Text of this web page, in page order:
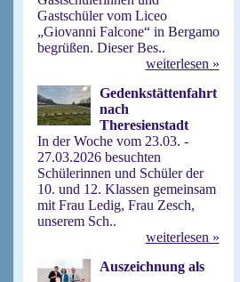
Gastschüler vom Liceo
„Giovanni Falcone“ in Bergamo
begrüßen. Dieser Bes..
weiterlesen »
Gedenkstättenfahrt
nach
Theresienstadt
In der Woche vom 23.03. -
27.03.2026 besuchten
Schülerinnen und Schüler der
10. und 12. Klassen gemeinsam
mit Frau Ledig, Frau Zesch,
unserem Sch..
weiterlesen »
Auszeichnung als